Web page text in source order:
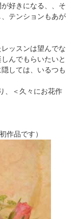
好きになる、、そ
テンションもあが
ッスンは望んでな
んでもらいたいと
しては、いるつも
、＜久々にお花作
作品です）